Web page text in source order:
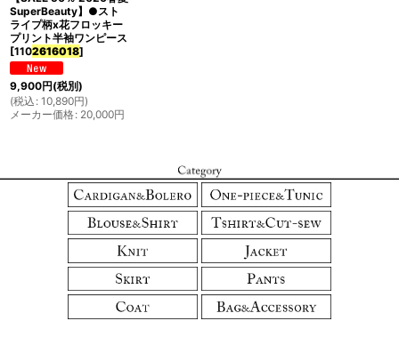
SuperBeauty】●スト
ライプ柄x花フロッキー
プリント半袖ワンピース
[1102616018]
9,900円(税別)
(税込 : 10,890円)
メーカー価格: 20,000円